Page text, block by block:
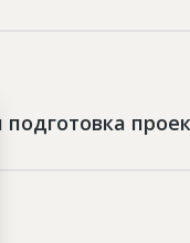
подготовка